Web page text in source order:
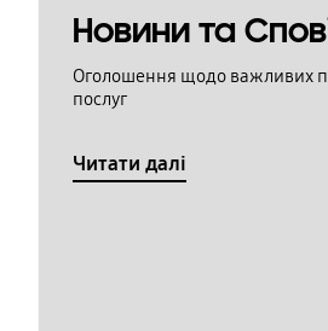
Новини та
Оголошення щодо важливих
послуг
Читати далі